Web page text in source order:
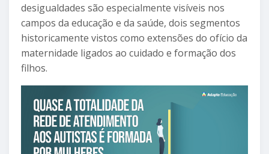
desigualdades são especialmente visíveis nos
campos da educação e da saúde, dois segmentos
historicamente vistos como extensões do ofício da
maternidade ligados ao cuidado e formação dos
filhos.